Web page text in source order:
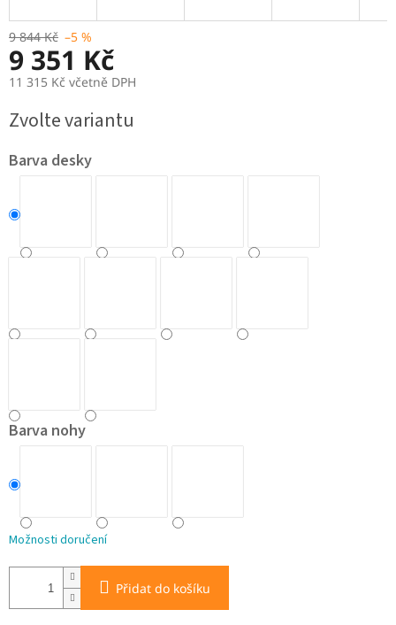
9 844 Kč –5 %
9 351 Kč
11 315 Kč včetně DPH
cena:
Zvolte variantu
Barva desky
Barva nohy
Možnosti doručení
Přidat do košíku